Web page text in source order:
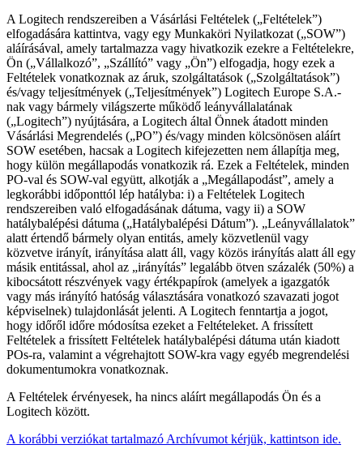
A Logitech rendszereiben a Vásárlási Feltételek („Feltételek”)
elfogadására kattintva, vagy egy Munkaköri Nyilatkozat („SOW”)
aláírásával, amely tartalmazza vagy hivatkozik ezekre a Feltételekre,
Ön („Vállalkozó”, „Szállító” vagy „Ön”) elfogadja, hogy ezek a
Feltételek vonatkoznak az áruk, szolgáltatások („Szolgáltatások”)
és/vagy teljesítmények („Teljesítmények”) Logitech Europe S.A.-
nak vagy bármely világszerte működő leányvállalatának
(„Logitech”) nyújtására, a Logitech által Önnek átadott minden
Vásárlási Megrendelés („PO”) és/vagy minden kölcsönösen aláírt
SOW esetében, hacsak a Logitech kifejezetten nem állapítja meg,
hogy külön megállapodás vonatkozik rá. Ezek a Feltételek, minden
PO-val és SOW-val együtt, alkotják a „Megállapodást”, amely a
legkorábbi időponttól lép hatályba: i) a Feltételek Logitech
rendszereiben való elfogadásának dátuma, vagy ii) a SOW
hatálybalépési dátuma („Hatálybalépési Dátum”). „Leányvállalatok”
alatt értendő bármely olyan entitás, amely közvetlenül vagy
közvetve irányít, irányítása alatt áll, vagy közös irányítás alatt áll egy
másik entitással, ahol az „irányítás” legalább ötven százalék (50%) a
kibocsátott részvények vagy értékpapírok (amelyek a igazgatók
vagy más irányító hatóság választására vonatkozó szavazati jogot
képviselnek) tulajdonlását jelenti. A Logitech fenntartja a jogot,
hogy időről időre módosítsa ezeket a Feltételeket. A frissített
Feltételek a frissített Feltételek hatálybalépési dátuma után kiadott
POs-ra, valamint a végrehajtott SOW-kra vagy egyéb megrendelési
dokumentumokra vonatkoznak.
A Feltételek érvényesek, ha nincs aláírt megállapodás Ön és a
Logitech között.
A korábbi verziókat tartalmazó Archívumot kérjük, kattintson ide.